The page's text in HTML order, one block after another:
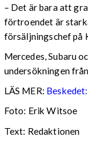
– Det är bara att
förtroendet är
försäljningschef på
Mercedes, Subaru
undersökningen
LÄS MER:
Foto: Erik Witsoe
Text: Redaktionen